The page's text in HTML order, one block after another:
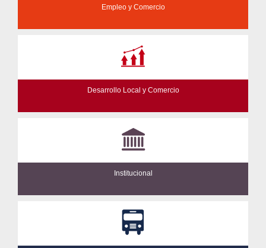
Empleo y Comercio
Desarrollo Local y Comercio
Institucional